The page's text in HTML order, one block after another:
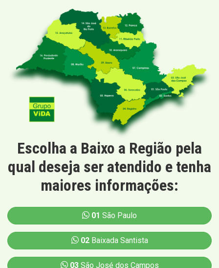
Escolha a Baixo a Região pela
qual deseja ser atendido e tenha
maiores informações:
01 São Paulo
02Baixada Santista
03São José dos Campos